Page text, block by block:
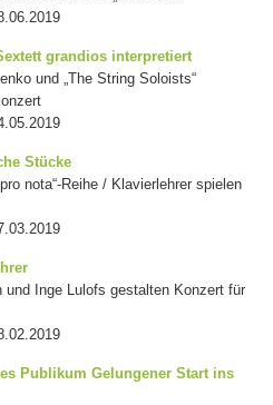
grandios interpretiert
und „The String Soloists“
Stücke
nota“-Reihe / Klavierlehrer spielen
Inge Lulofs gestalten Konzert für
Publikum Gelungener Start ins